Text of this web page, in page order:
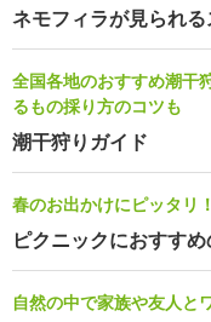
ネモフィラが見られる
全国各地のおすすめ潮干
るもの採り方のコツも
潮干狩りガイド
春のお出かけにピッタリ！
ピクニックにおすす
自然の中で家族や友人と